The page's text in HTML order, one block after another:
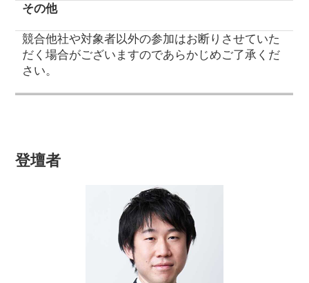
その他
競合他社や対象者以外の参加はお断りさせていた
だく場合がございますのであらかじめご了承くだ
さい。
登壇者